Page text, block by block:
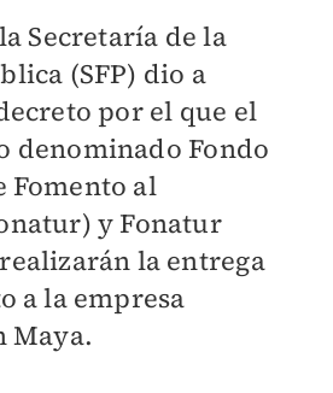
Secretaría de la
(SFP) dio a
por el que el
denominado Fondo
Fomento al
y Fonatur
la entrega
a la empresa
Maya.